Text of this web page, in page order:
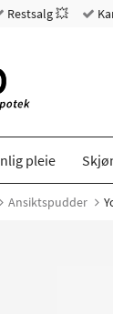
Restsalg 💥
pleie
Ansiktspudder